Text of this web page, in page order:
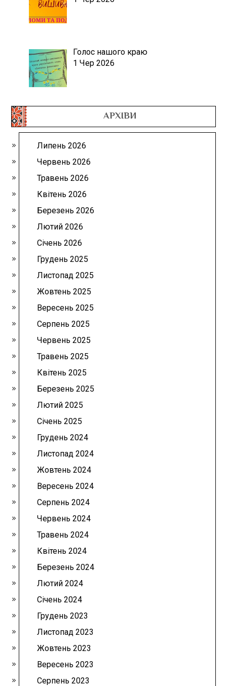
Голос нашого краю
1 Чер 2026
АРХІВИ
Липень 2026
Червень 2026
Травень 2026
Квітень 2026
Березень 2026
Лютий 2026
Січень 2026
Грудень 2025
Листопад 2025
Жовтень 2025
Вересень 2025
Серпень 2025
Червень 2025
Травень 2025
Квітень 2025
Березень 2025
Лютий 2025
Січень 2025
Грудень 2024
Листопад 2024
Жовтень 2024
Вересень 2024
Серпень 2024
Червень 2024
Травень 2024
Квітень 2024
Березень 2024
Лютий 2024
Січень 2024
Грудень 2023
Листопад 2023
Жовтень 2023
Вересень 2023
Серпень 2023